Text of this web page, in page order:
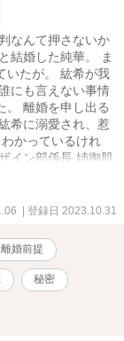
なんて押さないか
結婚した純華。 ま
いたが。 紘希が我
にも言えない事情
。 離婚を申し出る
希に溺愛され、惹
かっているけれ
イン部係長 姉御肌
いつも多数の仕事
縁がない 恋に関し
課長 一般社員に擬
なたを好きになっ
| 登録日 2023.10.31
離婚前提
秘密